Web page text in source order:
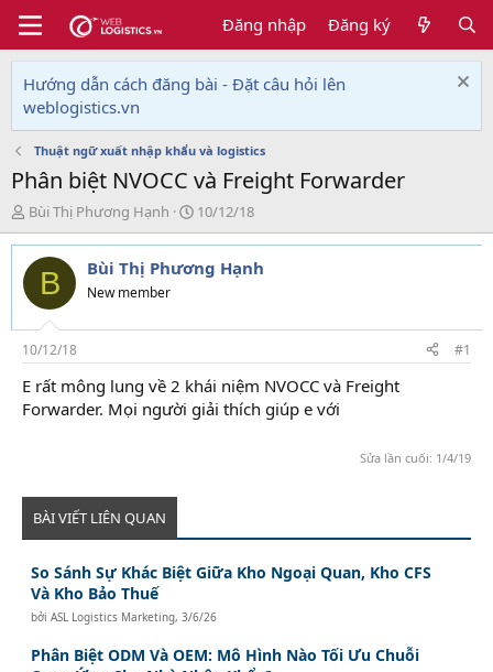
Đăng nhập Đăng ký
Hướng dẫn cách đăng bài - Đặt câu hỏi lên
weblogistics.vn
Thuật ngữ xuất nhập khẩu và logistics
Phân biệt NVOCC và Freight Forwarder
T
h
r
e
d
s
t
a
r
t
Bùi Thị Phương Hạnh
N
g
à
y
i
10/12/18
B Bùi Thị Phương Hạnh
New member
10/12/18 #1
E rất mông lung về 2 khái niệm NVOCC và Freight
Forwarder. Mọi người giải thích giúp e với
Sửa lần cuối: 1/4/19
BÀI VIẾT LIÊN QUAN
So Sánh Sự Khác Biệt Giữa Kho Ngoại Quan, Kho CFS
Và Kho Bảo Thuế
bởiASL Logistics Marketing,3/6/26
Phân Biệt ODM Và OEM: Mô Hình Nào Tối Ưu Chuỗi